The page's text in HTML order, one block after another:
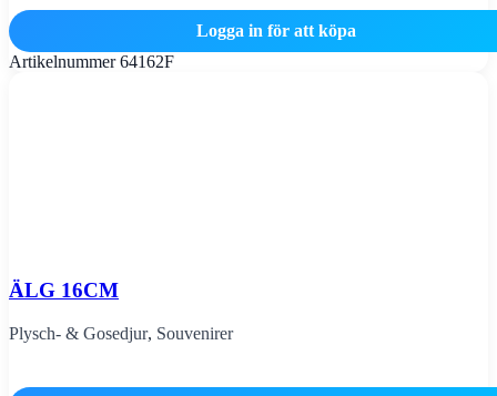
Logga in för att köpa
Artikelnummer64162F
ÄLG 16CM
Plysch- & Gosedjur, Souvenirer